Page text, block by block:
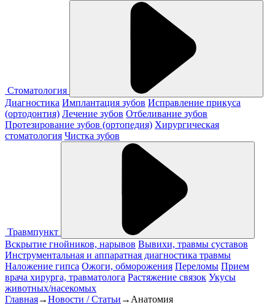
Стоматология
Диагностика Имплантация зубов Исправление прикуса
(ортодонтия) Лечение зубов Отбеливание зубов
Протезирование зубов (ортопедия) Хирургическая
стоматология Чистка зубов
Травмпункт
Вскрытие гнойников, нарывов Вывихи, травмы суставов
Инструментальная и аппаратная диагностика травмы
Наложение гипса Ожоги, обморожения Переломы Прием
врача хирурга, травматолога Растяжение связок Укусы
животных/насекомых
Главная→Новости / Статьи → Анатомия